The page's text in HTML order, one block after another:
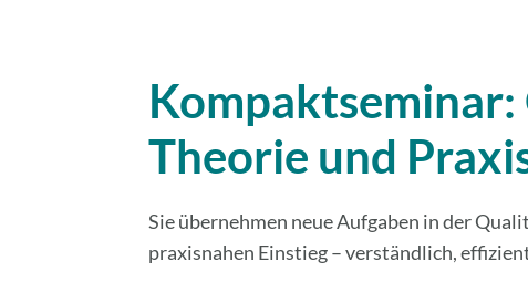
Theorie und
Sie übernehmen neue Aufgaben in der
praxisnahen Einstieg – verständlich,